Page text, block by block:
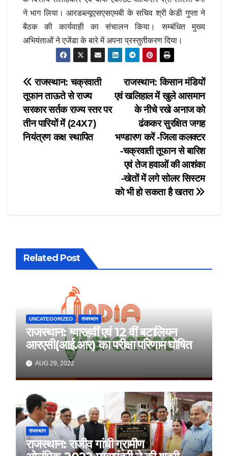
ने भाग लिया। आरडब्ल्यूएसएसएमबी के सचिव श्री केडी गुप्ता ने
बैठक की कार्यवाही का संचालन किया। सम्बंधित मुख्य
अभियंताओं ने एजेंडा के बारे में अपना प्रस्तुतीकरण दिया।
Post
navigation
राजस्थान: किसान मंडियों
एवं खलिहाल में खुले आसमान
के नीचे रखे अनाज को
ढंककर सुरक्षित जगह
भण्डारण करें -जिला कलक्टर
-चक्रवाती तूफान से बारिश
एवं तेज हवाओं की आशंका
-खेतों में लगे सोलर सिस्टम
को भी हो सकता है खतरा
राजस्थान: चक्रवाती
तूफान ताऊते से राज्य
सरकार सर्तक राज्य स्तर पर
तीन पारियों में (24X7)
नियंत्रण कक्ष स्थापित
Related Post
UNCATEGORIZED राजस्थान
राजस्थान: ग्यारहवीं एवं 12 वीं बटालियन
आरएसी(आई.आर) का परीक्षा परिणाम घोषित
AUG 29, 2022
राजस्थान
राजस्थान: राजीव गांधी ग्रामीण